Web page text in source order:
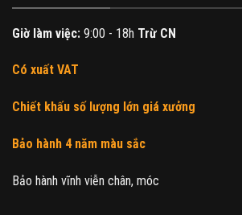
Giờ làm việc: 9:00 - 18h Trừ CN
Có xuất VAT
Chiết khấu số lượng lớn giá xưởng
Bảo hành 4 năm màu sắc
Bảo hành vĩnh viễn chân, móc